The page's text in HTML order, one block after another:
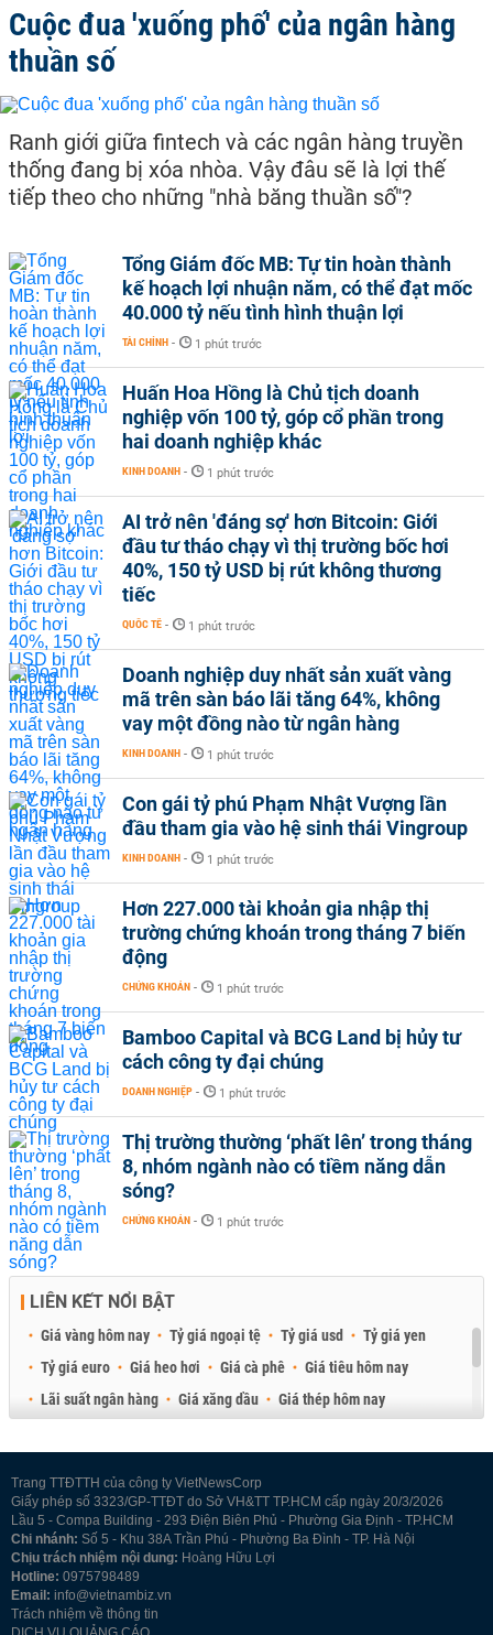
Cuộc đua 'xuống phố' của ngân hàng
thuần số
Ranh giới giữa fintech và các ngân hàng truyền
thống đang bị xóa nhòa. Vậy đâu sẽ là lợi thế
tiếp theo cho những "nhà băng thuần số"?
Tổng Giám đốc MB: Tự tin hoàn thành
kế hoạch lợi nhuận năm, có thể đạt mốc
40.000 tỷ nếu tình hình thuận lợi
TÀI CHÍNH - 1 phút trước
Huấn Hoa Hồng là Chủ tịch doanh
nghiệp vốn 100 tỷ, góp cổ phần trong
hai doanh nghiệp khác
KINH DOANH - 1 phút trước
AI trở nên 'đáng sợ' hơn Bitcoin: Giới
đầu tư tháo chạy vì thị trường bốc hơi
40%, 150 tỷ USD bị rút không thương
tiếc
QUỐC TẾ - 1 phút trước
Doanh nghiệp duy nhất sản xuất vàng
mã trên sàn báo lãi tăng 64%, không
vay một đồng nào từ ngân hàng
KINH DOANH - 1 phút trước
Con gái tỷ phú Phạm Nhật Vượng lần
đầu tham gia vào hệ sinh thái Vingroup
KINH DOANH - 1 phút trước
Hơn 227.000 tài khoản gia nhập thị
trường chứng khoán trong tháng 7 biến
động
CHỨNG KHOÁN - 1 phút trước
Bamboo Capital và BCG Land bị hủy tư
cách công ty đại chúng
DOANH NGHIỆP - 1 phút trước
Thị trường thường ‘phất lên’ trong tháng
8, nhóm ngành nào có tiềm năng dẫn
sóng?
CHỨNG KHOÁN - 1 phút trước
LIÊN KẾT NỔI BẬT
Giá vàng hôm nay Tỷ giá ngoại tệ Tỷ giá usd
Tỷ giá yen
Tỷ giá euro
Giá heo hơi Giá cà phê
Giá tiêu hôm nay
Lãi suất ngân hàng
Giá xăng dầu
Giá thép hôm nay
Trang TTĐTTH của công ty VietNewsCorp
Giấy phép số 3323/GP-TTĐT do Sở VH&TT TP.HCM cấp ngày 20/3/2026
Lầu 5 - Compa Building - 293 Điện Biên Phủ - Phường Gia Định - TP.HCM
Chi nhánh: Số 5 - Khu 38A Trần Phú - Phường Ba Đình - TP. Hà Nội
Chịu trách nhiệm nội dung: Hoàng Hữu Lợi
Hotline: 0975798489
Email: info@vietnambiz.vn
Trách nhiệm về thông tin